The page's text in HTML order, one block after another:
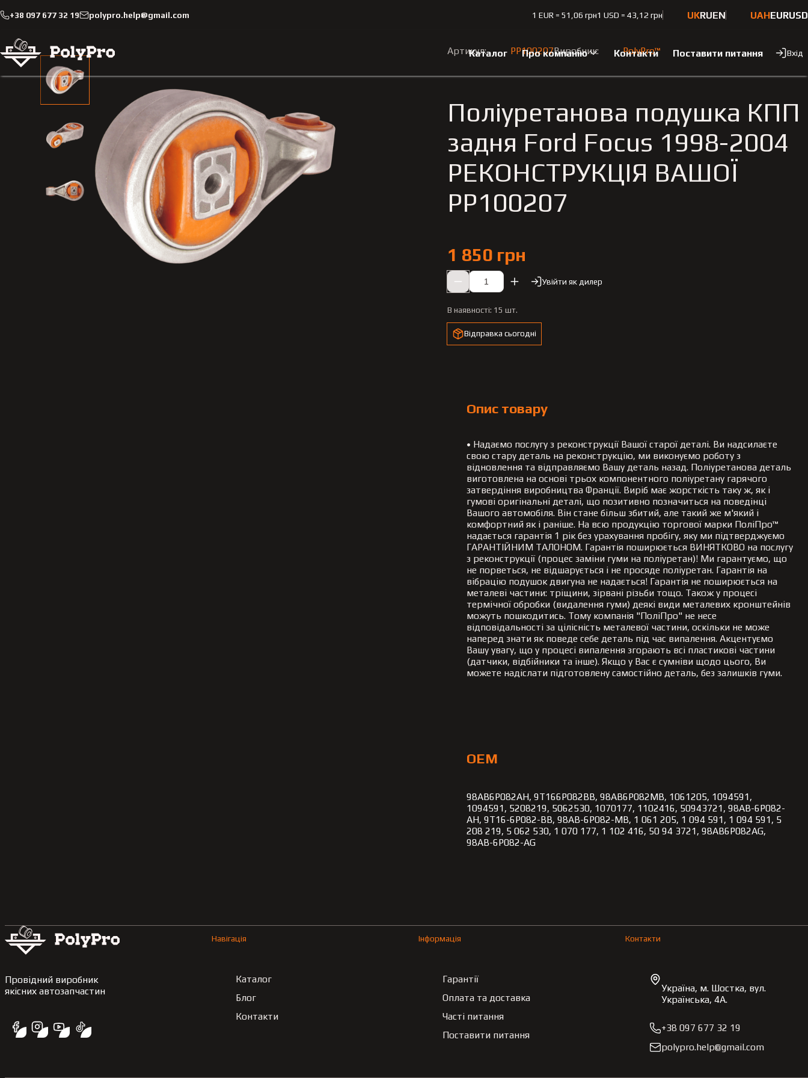
+38 097 677 32 19 polypro.help@gmail.com 1 EUR = 51,06 грн1 USD = 43,12 грн UKRUEN UAHEURUSD
Каталог Про компанію Контакти Поставити питання Вхід
Каталог Легкові автомобілі Ford Поліуретанова подушка КПП задня Ford Focus 1998-2004 РЕКОНСТРУКЦІЯ ВАШОЇ
Артикул: PP100207Виробник: PolyPro™
Поліуретанова подушка КПП
задня Ford Focus 1998-2004
РЕКОНСТРУКЦІЯ ВАШОЇ
PP100207
1 850 грн
Увійти як дилер
В наявності: 15 шт.
Відправка сьогодні
Опис товару
• Надаємо послугу з реконструкції Вашої старої деталі. Ви надсилаєте
свою стару деталь на реконструкцію, ми виконуємо роботу з
відновлення та відправляємо Вашу деталь назад. Поліуретанова деталь
виготовлена на основі трьох компонентного поліуретану гарячого
затвердіння виробництва Франції. Виріб має жорсткість таку ж, як і
гумові оригінальні деталі, що позитивно позначиться на поведінці
Вашого автомобіля. Він стане більш збитий, але такий же м'який і
комфортний як і раніше. На всю продукцію торгової марки ПоліПро™
надається гарантія 1 рік без урахування пробігу, яку ми підтверджуємо
ГАРАНТІЙНИМ ТАЛОНОМ. Гарантія поширюється ВИНЯТКОВО на послугу
з реконструкції (процес заміни гуми на поліуретан)! Ми гарантуємо, що
не порветься, не відшарується і не просяде поліуретан. Гарантія на
вібрацію подушок двигуна не надається! Гарантія не поширюється на
металеві частини: тріщини, зірвані різьби тощо. Також у процесі
термічної обробки (видалення гуми) деякі види металевих кронштейнів
можуть пошкодитись. Тому компанія "ПоліПро" не несе
відповідальності за цілісність металевої частини, оскільки не може
наперед знати як поведе себе деталь під час випалення. Акцентуємо
Вашу увагу, що у процесі випалення згорають всі пластикові частини
(датчики, відбійники та інше). Якщо у Вас є сумніви щодо цього, Ви
можете надіслати підготовлену самостійно деталь, без залишків гуми.
OEM
98AB6P082AH, 9T166P082BB, 98AB6P082MB, 1061205, 1094591,
1094591, 5208219, 5062530, 1070177, 1102416, 50943721, 98AB-6P082-
AH, 9T16-6P082-BB, 98AB-6P082-MB, 1 061 205, 1 094 591, 1 094 591, 5
208 219, 5 062 530, 1 070 177, 1 102 416, 50 94 3721, 98AB6P082AG,
98AB-6P082-AG
Провідний виробник
якісних автозапчастин
Навігація
Каталог
Блог
Контакти
Інформація
Гарантії
Оплата та доставка
Часті питання
Поставити питання
Контакти
Україна, м. Шостка, вул.
Українська, 4А.
+38 097 677 32 19
polypro.help@gmail.com